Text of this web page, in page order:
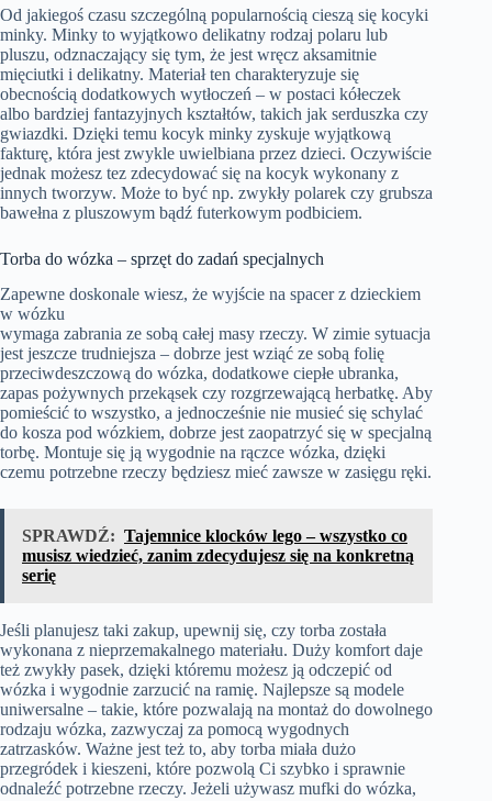
Od jakiegoś czasu szczególną popularnością cieszą się kocyki
minky. Minky to wyjątkowo delikatny rodzaj polaru lub
pluszu, odznaczający się tym, że jest wręcz aksamitnie
mięciutki i delikatny. Materiał ten charakteryzuje się
obecnością dodatkowych wytłoczeń – w postaci kółeczek
albo bardziej fantazyjnych kształtów, takich jak serduszka czy
gwiazdki. Dzięki temu kocyk minky zyskuje wyjątkową
fakturę, która jest zwykle uwielbiana przez dzieci. Oczywiście
jednak możesz tez zdecydować się na kocyk wykonany z
innych tworzyw. Może to być np. zwykły polarek czy grubsza
bawełna z pluszowym bądź futerkowym podbiciem.
Torba do wózka – sprzęt do zadań specjalnych
Zapewne doskonale wiesz, że wyjście na spacer z dzieckiem
w wózku
wymaga zabrania ze sobą całej masy rzeczy. W zimie sytuacja
jest jeszcze trudniejsza – dobrze jest wziąć ze sobą folię
przeciwdeszczową do wózka, dodatkowe ciepłe ubranka,
zapas pożywnych przekąsek czy rozgrzewającą herbatkę. Aby
pomieścić to wszystko, a jednocześnie nie musieć się schylać
do kosza pod wózkiem, dobrze jest zaopatrzyć się w specjalną
torbę. Montuje się ją wygodnie na rączce wózka, dzięki
czemu potrzebne rzeczy będziesz mieć zawsze w zasięgu ręki.
SPRAWDŹ: Tajemnice klocków lego – wszystko co
musisz wiedzieć, zanim zdecydujesz się na konkretną
serię
Jeśli planujesz taki zakup, upewnij się, czy torba została
wykonana z nieprzemakalnego materiału. Duży komfort daje
też zwykły pasek, dzięki któremu możesz ją odczepić od
wózka i wygodnie zarzucić na ramię. Najlepsze są modele
uniwersalne – takie, które pozwalają na montaż do dowolnego
rodzaju wózka, zazwyczaj za pomocą wygodnych
zatrzasków. Ważne jest też to, aby torba miała dużo
przegródek i kieszeni, które pozwolą Ci szybko i sprawnie
odnaleźć potrzebne rzeczy. Jeżeli używasz mufki do wózka,